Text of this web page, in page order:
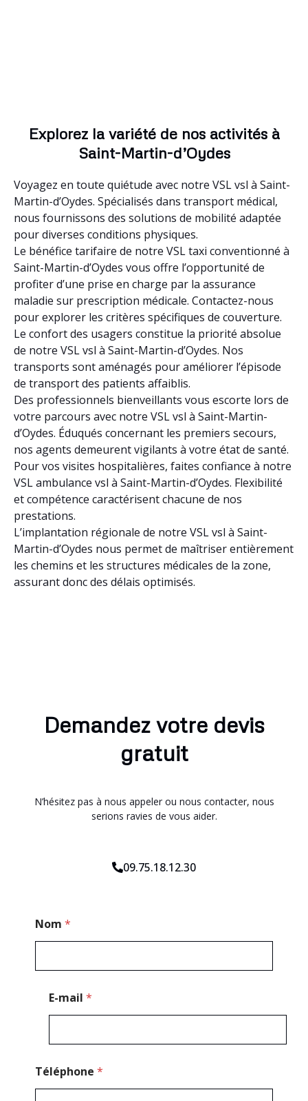
Explorez la variété de nos activités à
Saint-Martin-d’Oydes
Voyagez en toute quiétude avec notre VSL vsl à Saint-
Martin-d’Oydes. Spécialisés dans transport médical,
nous fournissons des solutions de mobilité adaptée
pour diverses conditions physiques.
Le bénéfice tarifaire de notre VSL taxi conventionné à
Saint-Martin-d’Oydes vous offre l’opportunité de
profiter d’une prise en charge par la assurance
maladie sur prescription médicale. Contactez-nous
pour explorer les critères spécifiques de couverture.
Le confort des usagers constitue la priorité absolue
de notre VSL vsl à Saint-Martin-d’Oydes. Nos
transports sont aménagés pour améliorer l’épisode
de transport des patients affaiblis.
Des professionnels bienveillants vous escorte lors de
votre parcours avec notre VSL vsl à Saint-Martin-
d’Oydes. Éduqués concernant les premiers secours,
nos agents demeurent vigilants à votre état de santé.
Pour vos visites hospitalières, faites confiance à notre
VSL ambulance vsl à Saint-Martin-d’Oydes. Flexibilité
et compétence caractérisent chacune de nos
prestations.
L’implantation régionale de notre VSL vsl à Saint-
Martin-d’Oydes nous permet de maîtriser entièrement
les chemins et les structures médicales de la zone,
assurant donc des délais optimisés.
Demandez votre devis
gratuit
N’hésitez pas à nous appeler ou nous contacter, nous
serions ravies de vous aider.
09.75.18.12.30
o
s
l
Nom *
E-mail *
Téléphone *